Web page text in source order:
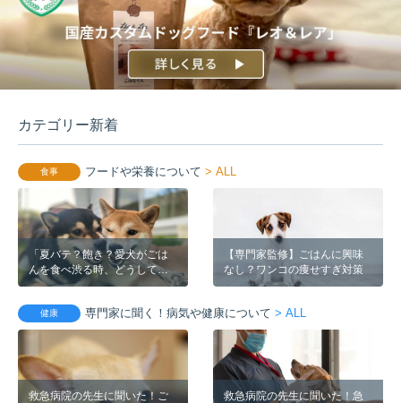
カテゴリー新着
食事 フードや栄養について > ALL
「夏バテ？飽き？愛犬がごは
んを食べ渋る時、どうしてい
ますか？」- お客様のアイディ
【専門家監修】ごはんに興味
なし？ワンコの痩せすぎ対策
健康 専門家に聞く！病気や健康について > ALL
救急病院の先生に聞いた！ご
救急病院の先生に聞いた！急